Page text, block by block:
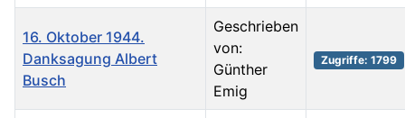
16. Oktober 1944.
Danksagung Albert
Busch
Geschrieben
von:
Günther
Emig
Zugriffe: 1799